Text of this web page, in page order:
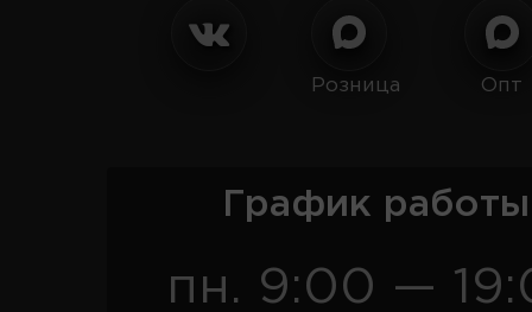
Розница Опт
График
пн. 9:00 —